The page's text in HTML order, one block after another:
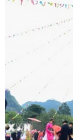
Để chuẩn bị
phố đã dự trữ
gà 14.800 tấn;
quả và nhiều